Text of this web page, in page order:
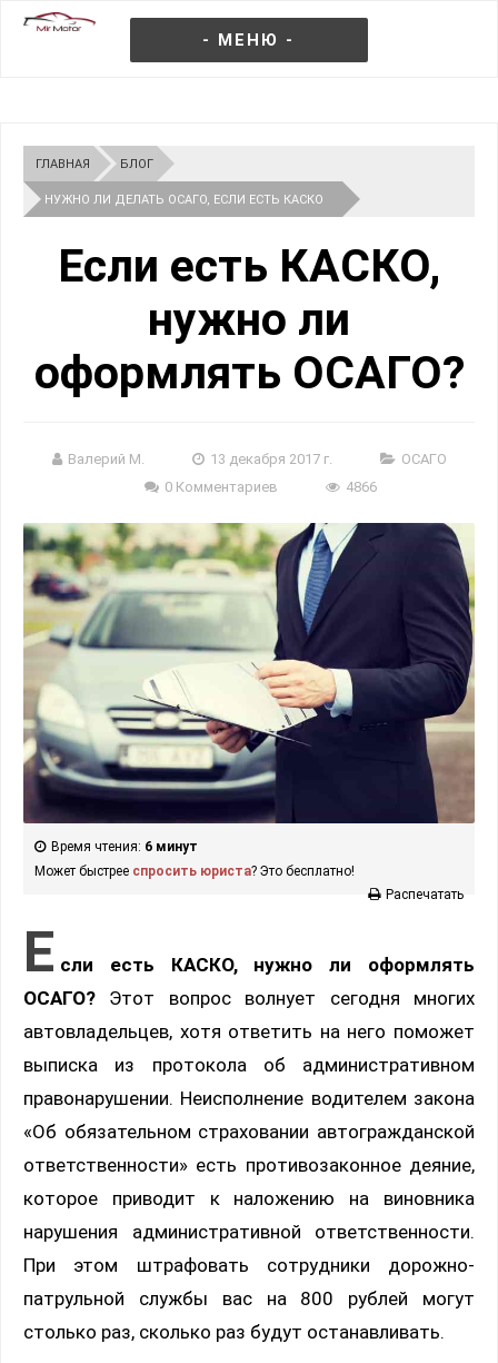
- МЕНЮ -
ГЛАВНАЯ БЛОГ
НУЖНО ЛИ ДЕЛАТЬ ОСАГО, ЕСЛИ ЕСТЬ КАСКО
Если есть КАСКО,
нужно ли
оформлять ОСАГО?
Валерий М. 13 декабря 2017 г.
ОСАГО
0 Комментариев
4866
Время чтения: 6 минут
Может быстрее спросить юриста? Это бесплатно!
Распечатать
Е сли есть КАСКО, нужно ли оформлять
ОСАГО? Этот вопрос волнует сегодня многих
автовладельцев, хотя ответить на него поможет
выписка из протокола об административном
правонарушении. Неисполнение водителем закона
«Об обязательном страховании автогражданской
ответственности» есть противозаконное деяние,
которое приводит к наложению на виновника
нарушения административной ответственности.
При этом штрафовать сотрудники дорожно-
патрульной службы вас на 800 рублей могут
столько раз, сколько раз будут останавливать.